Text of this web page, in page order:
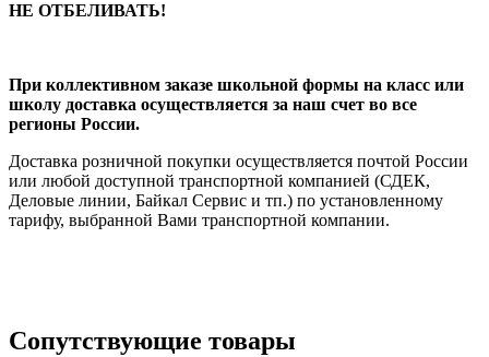
НЕ ОТБЕЛИВАТЬ!
При коллективном заказе школьной формы на класс или
школу доставка осуществляется за наш счет во все
регионы России.
Доставка розничной покупки осуществляется почтой России
или любой доступной транспортной компанией (СДЕК,
Деловые линии, Байкал Сервис и тп.) по установленному
тарифу, выбранной Вами транспортной компании.
Сопутствующие товары